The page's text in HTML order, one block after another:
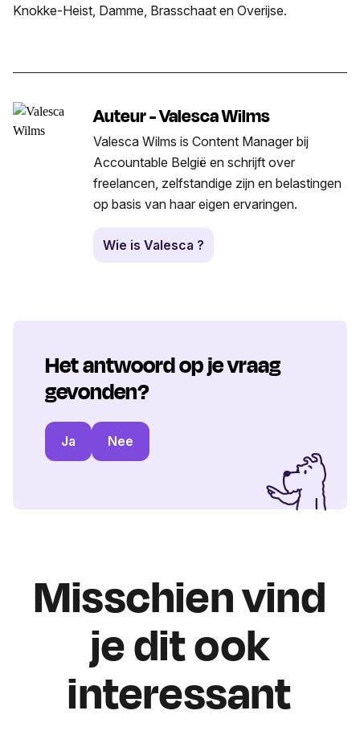
Knokke-Heist, Damme, Brasschaat en Overijse.
Auteur - Valesca Wilms
Valesca Wilms is Content Manager bij
Accountable België en schrijft over
freelancen, zelfstandige zijn en belastingen
op basis van haar eigen ervaringen.
Wie is Valesca ?
Het antwoord op je vraag
gevonden?
Ja Nee
Misschien vind
je dit ook
interessant